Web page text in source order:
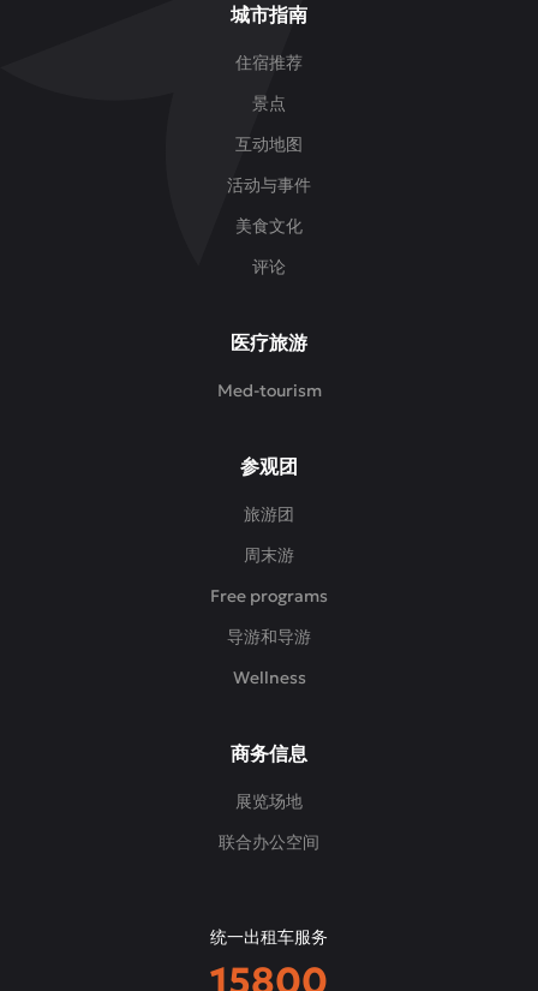
围。
城市指南
住宿推荐
景点
互动地图
活动与事件
美食文化
评论
医疗旅游
Med-tourism
参观团
旅游团
周末游
Free programs
导游和导游
Wellness
商务信息
展览场地
联合办公空间
统一出租车服务
15800